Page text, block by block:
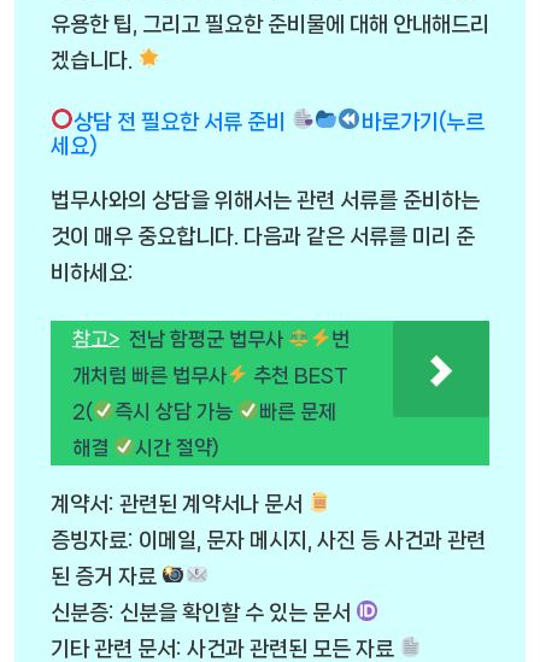
유용한 팁, 그리고 필요한 준비물에 대해 안내해드리
겠습니다.
상담 전 필요한 서류 준비
바로가기(누르
세요)
법무사와의 상담을 위해서는 관련 서류를 준비하는
것이 매우 중요합니다. 다음과 같은 서류를 미리 준
비하세요:
참고> 전남 함평군 법무사
번
개처럼 빠른 법무사
추천 BEST
2(
즉시 상담 가능
빠른 문제
해결
시간 절약)
계약서: 관련된 계약서나 문서
증빙자료: 이메일, 문자 메시지, 사진 등 사건과 관련
된 증거 자료
신분증: 신분을 확인할 수 있는 문서
기타 관련 문서: 사건과 관련된 모든 자료